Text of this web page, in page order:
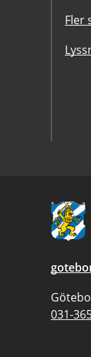
Fler
Stad
031-